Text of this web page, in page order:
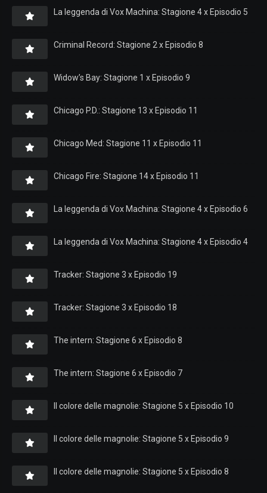
La leggenda di Vox Machina: Stagione 4 x Episodio 5
Criminal Record: Stagione 2 x Episodio 8
Widow’s Bay: Stagione 1 x Episodio 9
Chicago P.D.: Stagione 13 x Episodio 11
Chicago Med: Stagione 11 x Episodio 11
Chicago Fire: Stagione 14 x Episodio 11
La leggenda di Vox Machina: Stagione 4 x Episodio 6
La leggenda di Vox Machina: Stagione 4 x Episodio 4
Tracker: Stagione 3 x Episodio 19
Tracker: Stagione 3 x Episodio 18
The intern: Stagione 6 x Episodio 8
The intern: Stagione 6 x Episodio 7
Il colore delle magnolie: Stagione 5 x Episodio 10
Il colore delle magnolie: Stagione 5 x Episodio 9
Il colore delle magnolie: Stagione 5 x Episodio 8